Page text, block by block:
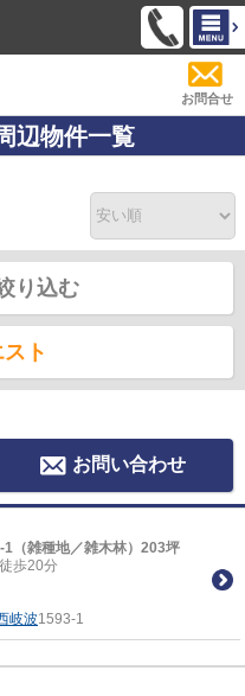
お問合せ
辺物件一覧
り込む
ト
お問い合わせ
（雑種地／雑木林）203坪
歩20分
岐波1593-1